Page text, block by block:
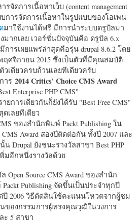
จัดการเนื้อหาเว็บ (content management
บการจัดการเนื้อหาในรูปแบบของโอเพน
มาใช้งานได้ฟรี มีการนำระบบดรูปัลมา
มากเลย เวอร์ชั่นปัจจุบันคือ ดรูปัล 6.x
ารเผยแพร่ล่าสุดคือรุ่น drupal 8.6.2 โดย
ฤศจิกายน 2015 ซึ่งเป็นตัวที่มีคุณสมบัติ
วเดียวครบถ้วนเลยทีเดียวครับ
าร 2014 Critics' Choice CMS Award
Enterprise PHP CMS"
ยการเดียวกันก็ยังได้รับ "Best Free CMS"
ดเลยทีเดียว
ของสำนักพิมพ์ Packt Publishing ใน
CMS Award สองปีติดต่อกัน ทั้งปี 2007 และ
น Drupal ยังชนะรางวัลสาขา Best PHP
เพิ่มอีกหนึ่งรางวัลด้วย
Open Source CMS Award ของสำนัก
Publishing จัดขึ้นเป็นประจำทุกปี
ปี 2006 วิธีตัดสินใช้คะแนนโหวตจากผู้ชม
ของกรรมการผู้ทรงคุณวุฒิในวงการ
ะ 5 สาขา